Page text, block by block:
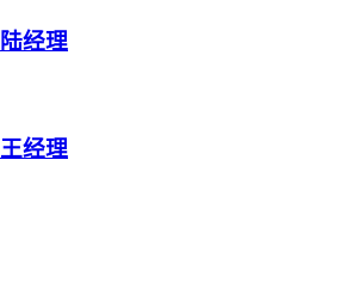
陆经理
王经理